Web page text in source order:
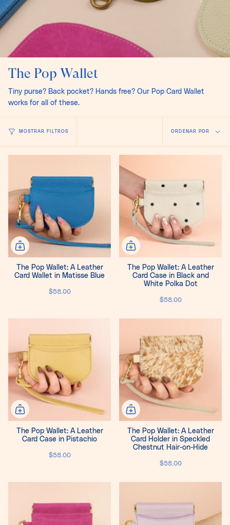
The Pop Wallet
Tiny purse? Back pocket? Hands free? Our Pop Card Wallet
works for all of these.
MOSTRAR FILTROS
Ordenar
por
ORDENAR POR
The Pop Wallet: A Leather
Card Wallet in Matisse Blue
$58.00
The Pop Wallet: A Leather
Card Case in Black and
White Polka Dot
$58.00
The Pop Wallet: A Leather
Card Case in Pistachio
$58.00
The Pop Wallet: A Leather
Card Holder in Speckled
Chestnut Hair-on-Hide
$58.00